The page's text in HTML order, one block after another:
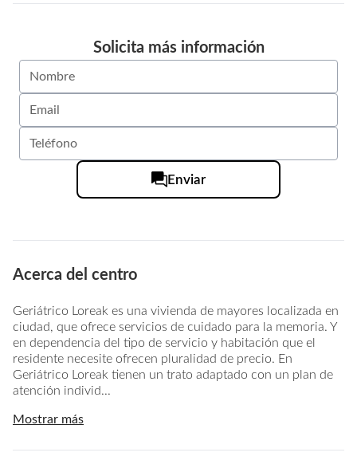
Solicita más información
Enviar
Acerca del centro
Geriátrico Loreak es una vivienda de mayores localizada en
ciudad, que ofrece servicios de cuidado para la memoria. Y
en dependencia del tipo de servicio y habitación que el
residente necesite ofrecen pluralidad de precio. En
Geriátrico Loreak tienen un trato adaptado con un plan de
atención individ...
Mostrar más